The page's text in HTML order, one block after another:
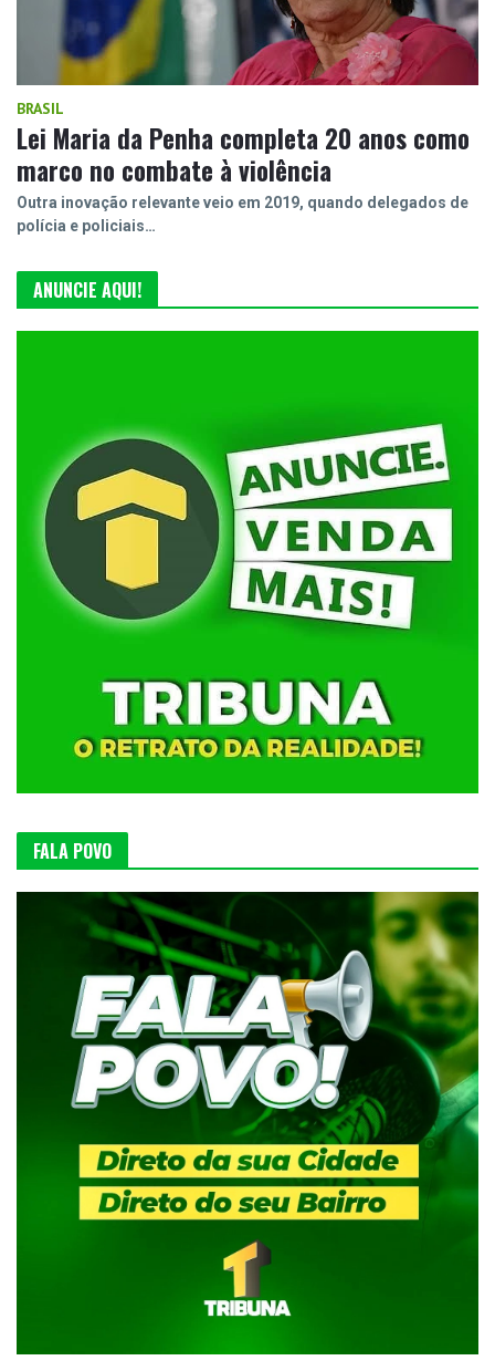
BRASIL
Lei Maria da Penha completa 20 anos como
marco no combate à violência
Outra inovação relevante veio em 2019, quando delegados de
polícia e policiais…
ANUNCIE AQUI!
FALA POVO